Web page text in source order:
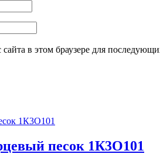
в этом браузере для
песок 1К3О101